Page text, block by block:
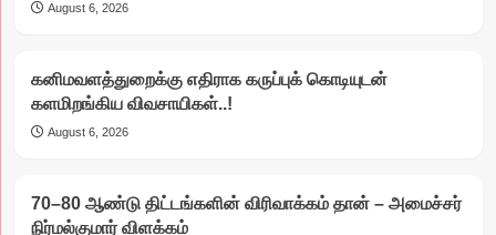
August 6, 2026
கனிமவளத்துறைக்கு எதிராக கருப்புக் கொடியுடன்
களமிறங்கிய விவசாயிகள்..!
August 6, 2026
70–80 ஆண்டு திட்டங்களின் விரிவாக்கம் தான் – அமைச்சர்
நிர்மல்குமார் விளக்கம்